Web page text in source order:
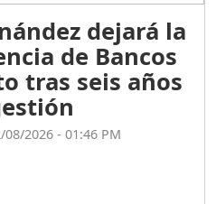
dejará la
de Bancos
tras seis años
2026 - 01:46 PM